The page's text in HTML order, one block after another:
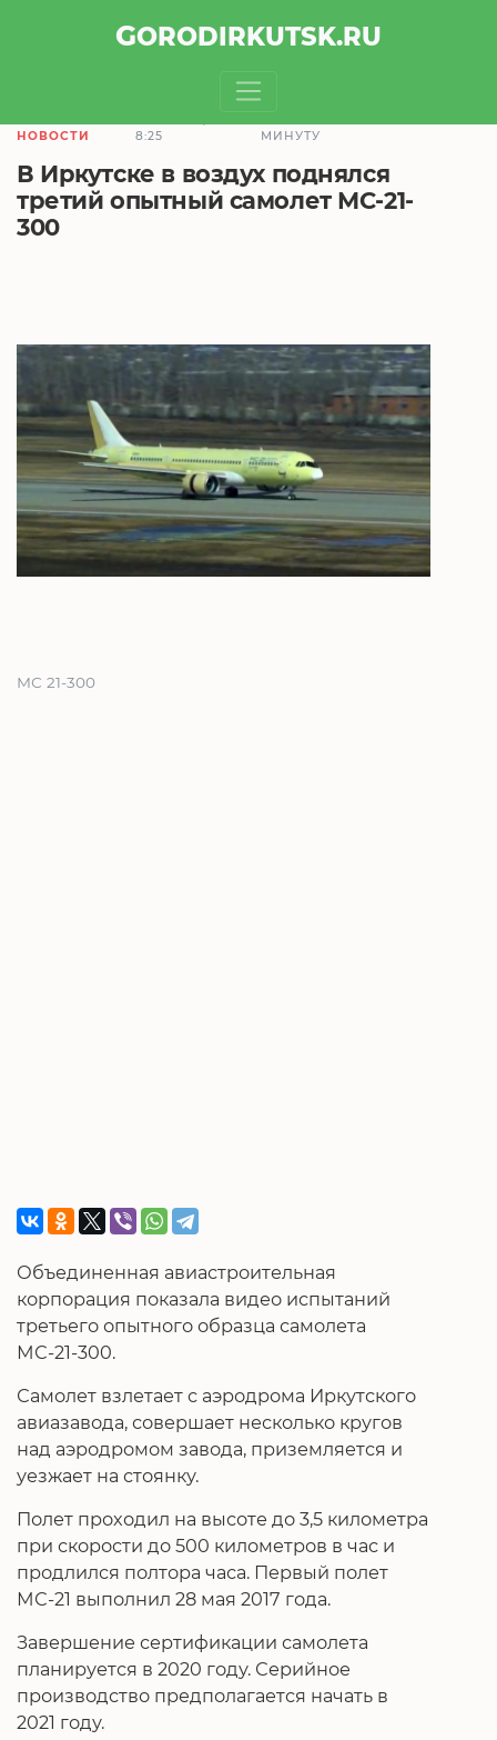
GORODIRKUTSK.RU
НОВОСТИ
8:25
МИНУТУ
В Иркутске в воздух поднялся
третий опытный самолет МС-21-
300
МС 21-300
Объединенная авиастроительная
корпорация показала видео испытаний
третьего опытного образца самолета
МС-21-300.
Самолет взлетает с аэродрома Иркутского
авиазавода, совершает несколько кругов
над аэродромом завода, приземляется и
уезжает на стоянку.
Полет проходил на высоте до 3,5 километра
при скорости до 500 километров в час и
продлился полтора часа. Первый полет
МС-21 выполнил 28 мая 2017 года.
Завершение сертификации самолета
планируется в 2020 году. Серийное
производство предполагается начать в
2021 году.